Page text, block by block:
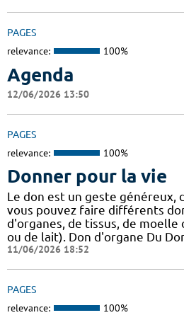
PAGES
relevance: 100%
Agenda
12/06/2026 13:50
PAGES
relevance: 100%
Donner pour la vie
Le don est un geste généreux,
vous pouvez faire différents
d'organes, de tissus, de moelle
ou de lait). Don d'organe Du
11/06/2026 18:52
PAGES
relevance: 100%